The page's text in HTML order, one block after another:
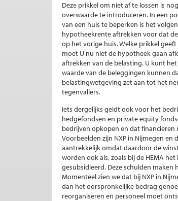
Deze prikkel om niet af te lossen is
overwaarde te introduceren. In een
van een huis te beperken is het
hypotheekrente aftrekken voor dat
op het vorige huis. Welke prikkel
moet U nu niet de hypotheek gaan
aftrekken van de belasting. U kunt
waarde van de beleggingen kunnen
belastingwetgeving zet aan tot het
tegenvallers.
Iets dergelijks geldt ook voor het
hedgefondsen en private equity
bedrijven opkopen en dat
Voorbeelden zijn NXP in Nijmegen en
aantrekkelijk omdat daardoor de
worden ook als, zoals bij de HEMA
gesubsidieerd. Deze schulden
Momenteel zien we dat bij NXP in
dan het oorspronkelijke bedrag
reorganiseren en personeel moet